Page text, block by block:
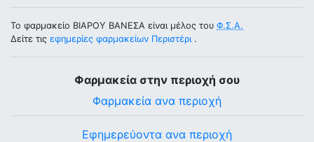
Το φαρμακείο ΒΙΑΡΟΥ ΒΑΝΕΣΑ είναι μέλος του Φ.Σ.Α.
Δείτε τις εφημερίες φαρμακείων Περιστέρι.
Φαρμακεία στην περιοχή σου
Φαρμακεία ανα περιοχή
Εφημερεύοντα ανα περιοχή